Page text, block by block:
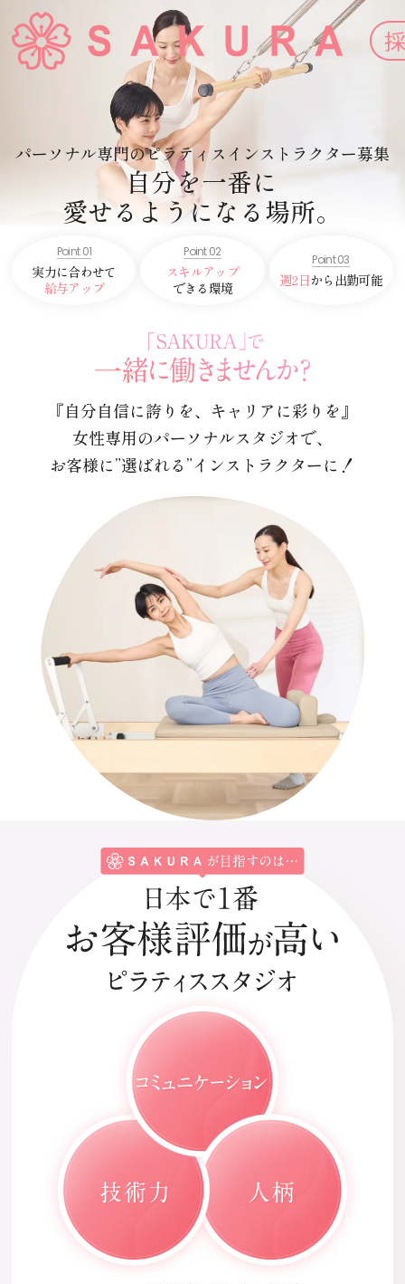
パーソナル専門のピラティスインストラクター募集
自分を一番に
愛せるようになる場所。
Point 01
実力に合わせて
給与アップ
Point 02
スキルアップ
できる環境
Point 03
週2日から 出勤可能
『自分自信に誇りを、キャリアに彩りを』
女性専用のパーソナルスタジオで、
お客様に”選ばれる”インストラクターに！